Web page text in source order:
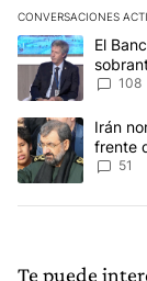
CONVERSACIONES
Este listado
Un artículo de
El
108
Un artículo de
Irán
frente
51